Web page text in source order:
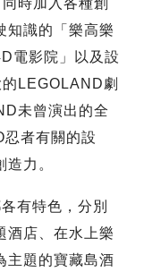
知識的「樂高樂
電影院」以及設
LEGOLAND劇
未曾演出的全
者有關的設
力。
有特色，分別
酒店、在水上樂
主題的寶藏島酒